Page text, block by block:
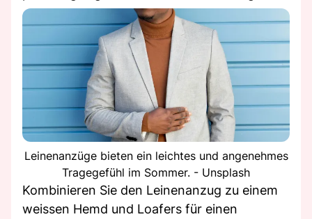
Leinenanzüge bieten ein leichtes und angenehmes
Tragegefühl im Sommer. - Unsplash
Kombinieren Sie den Leinenanzug zu einem
weissen Hemd und Loafers für einen